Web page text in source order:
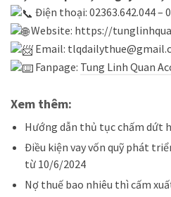
Điện thoại: 02363.642.044 –
Website: https://
Email:
Fanpage: Tung Linh Quan
Xem thêm:
Hướng dẫn thủ tục chấm dứt
Điều kiện vay vốn quỹ phát
từ 10/6/2024
Nợ thuế bao nhiêu thì cấm